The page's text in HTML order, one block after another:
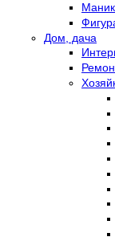
Дом, дача